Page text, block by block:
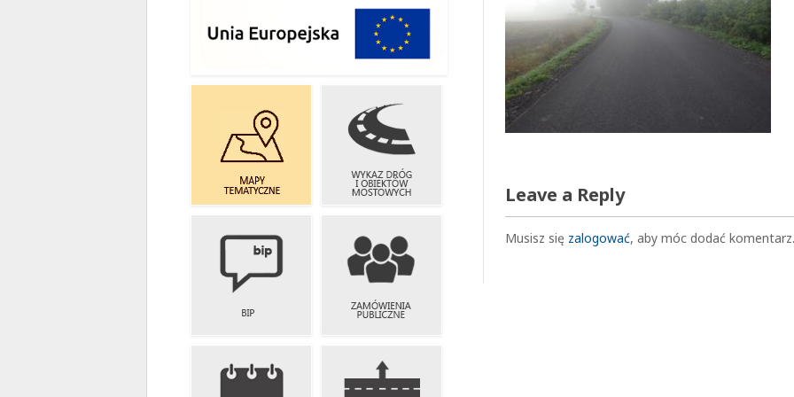
Leave a Reply
Musisz się zalogować, aby móc dodać komentarz.
MAPY
TEMATYCZNE
WYKAZ DRÓG
I OBIEKTÓW
ZAMÓWIENIA